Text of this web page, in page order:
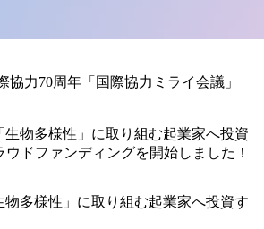
協力70周年「国際協力ミライ会議」
物多様性」に取り組む起業家へ投資す